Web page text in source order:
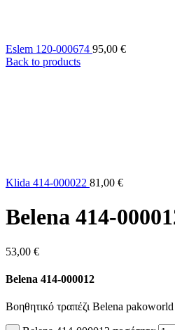
Eslem 120-000674 95,00 €
Back to products
Klida 414-000022 81,00 €
Belena 414-
53,00 €
Belena 414-000012
Βοηθητικό τραπέζι Belena